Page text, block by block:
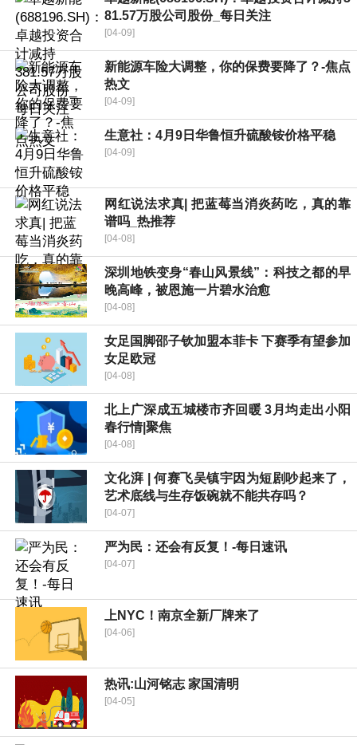
81.57万股公司股份_每日关注
[04-09]
新能源车险大调整，你的保费要降了？-焦点
热文
[04-09]
生意社：4月9日华鲁恒升硫酸铵价格平稳
[04-09]
网红说法求真| 把蓝莓当消炎药吃，真的靠
谱吗_热推荐
[04-08]
深圳地铁变身“春山风景线”：科技之都的早
晚高峰，被恩施一片碧水治愈
[04-08]
女足国脚邵子钦加盟本菲卡 下赛季有望参加
女足欧冠
[04-08]
北上广深成五城楼市齐回暖 3月均走出小阳
春行情|聚焦
[04-08]
文化湃 | 何赛飞吴镇宇因为短剧吵起来了，
艺术底线与生存饭碗就不能共存吗？
[04-07]
严为民：还会有反复！-每日速讯
[04-07]
上NYC！南京全新厂牌来了
[04-06]
热讯:山河铭志 家国清明
[04-05]